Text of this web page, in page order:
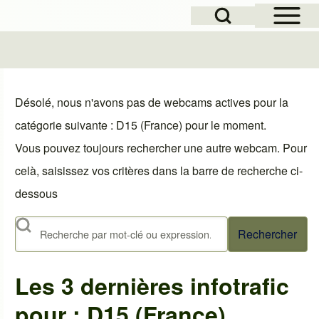
Open Sidebar
Open Search Block
Désolé, nous n'avons pas de webcams actives pour la
catégorie suivante : D15 (France) pour le moment.
Vous pouvez toujours rechercher une autre webcam. Pour
celà, saisissez vos critères dans la barre de recherche ci-
dessous
Rechercher
Les 3 dernières infotrafic